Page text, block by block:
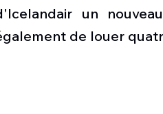
Motorisation
un
de louer